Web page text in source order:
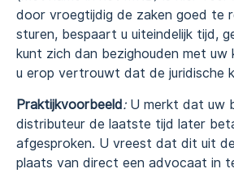
door vroegtijdig de zaken goed te
sturen, bespaart u uiteindelijk tijd,
kunt zich dan bezighouden met uw
u erop vertrouwt dat de juridische
Praktijkvoorbeeld:U merkt dat uw
distributeur de laatste tijd later
afgesproken. U vreest dat dit uit
plaats van direct een advocaat in